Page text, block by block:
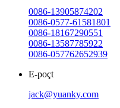
0086-13905874202
0086-0577-61581801
0086-18167290551
0086-13587785922
0086-057762652939
E-poçt
jack@yuanky.com